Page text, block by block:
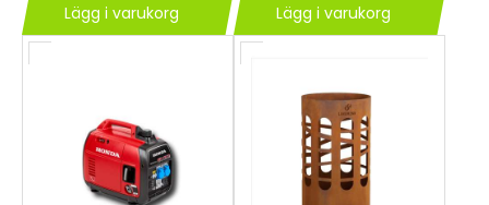
Lägg i varukorg Lägg i varukorg